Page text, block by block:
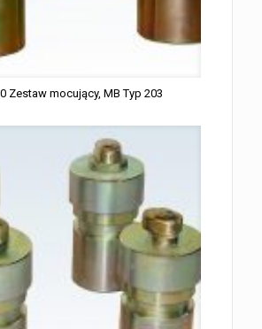
Zestaw mocujący, MB Typ 203